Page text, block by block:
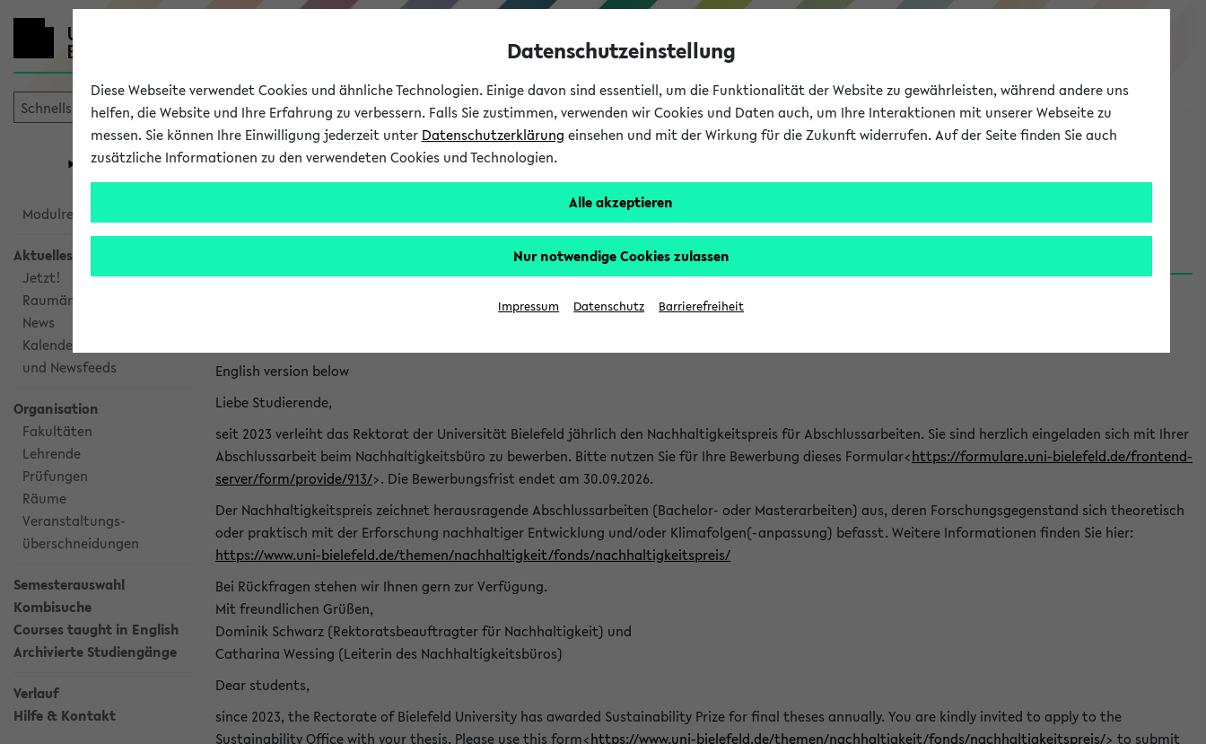
eKVV
Universität Forschung Studium
eKVV
Modulrecherche
Aktuelles
Jetzt!
Raumänderungen
News
Kalenderintegration
und Newsfeeds
Organisation
Fakultäten
Lehrende
Prüfungen
Räume
Veranstaltungs-
überschneidungen
Semesterauswahl
Kombisuche
Courses taught in English
Archivierte Studiengänge
Verlauf
Hilfe & Kontakt
eKVV News
Nachhaltigkeitspreis 2026: Bewerbungsphase gestartet (06.08.26)
English version below
Liebe Studierende,
seit 2023 verleiht das Rektorat der Universität Bielefeld jährlich den Nachhaltigkeitspreis für Abschlussarbeiten. Sie sind herzlich eingeladen sich mit Ihrer
Abschlussarbeit beim Nachhaltigkeitsbüro zu bewerben. Bitte nutzen Sie für Ihre Bewerbung dieses Formular<https://formulare.uni-bielefeld.de/frontend-
server/form/provide/913/>. Die Bewerbungsfrist endet am 30.09.2026.
Der Nachhaltigkeitspreis zeichnet herausragende Abschlussarbeiten (Bachelor- oder Masterarbeiten) aus, deren Forschungsgegenstand sich theoretisch
oder praktisch mit der Erforschung nachhaltiger Entwicklung und/oder Klimafolgen(-anpassung) befasst. Weitere Informationen finden Sie hier:
https://www.uni-bielefeld.de/themen/nachhaltigkeit/fonds/nachhaltigkeitspreis/
Bei Rückfragen stehen wir Ihnen gern zur Verfügung.
Mit freundlichen Grüßen,
Dominik Schwarz (Rektoratsbeauftragter für Nachhaltigkeit) und
Catharina Wessing (Leiterin des Nachhaltigkeitsbüros)
Dear students,
since 2023, the Rectorate of Bielefeld University has awarded Sustainability Prize for final theses annually. You are kindly invited to apply to the
Sustainability Office with your thesis. Please use this form<https://www.uni-bielefeld.de/themen/nachhaltigkeit/fonds/nachhaltigkeitspreis/> to submit
Datenschutzeinstellung
Diese Webseite verwendet Cookies und ähnliche Technologien. Einige davon sind essentiell, um die Funktionalität der Website zu gewährleisten, während andere uns
helfen, die Website und Ihre Erfahrung zu verbessern. Falls Sie zustimmen, verwenden wir Cookies und Daten auch, um Ihre Interaktionen mit unserer Webseite zu
messen. Sie können Ihre Einwilligung jederzeit unter Datenschutzerklärung einsehen und mit der Wirkung für die Zukunft widerrufen. Auf der Seite finden Sie auch
zusätzliche Informationen zu den verwendeten Cookies und Technologien.
Alle akzeptieren
Nur notwendige Cookies zulassen
Impressum Datenschutz Barrierefreiheit